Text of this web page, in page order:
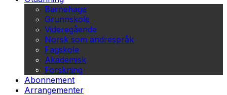
Barnehage
Grunnskole
Videregående
Norsk som andrespråk
Fagskole
Akademisk
Forskning
Abonnement
Arrangementer